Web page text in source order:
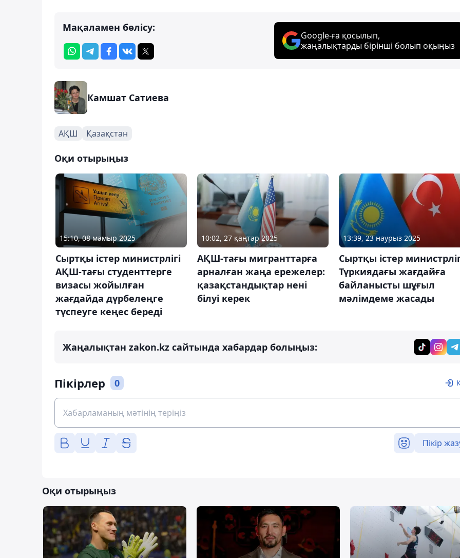
Мақаламен бөлісу:
Google-ға қосылып,
жаңалықтарды бірінші болып оқыңыз
Камшат Сатиева
АҚШ Қазақстан
Оқи отырыңыз
15:10, 08 мамыр 2025
Сыртқы істер министрлігі
АҚШ-тағы студенттерге
визасы жойылған
жағдайда дүрбелеңге
түспеуге кеңес береді
10:02, 27 қаңтар 2025
АҚШ-тағы мигранттарға
арналған жаңа ережелер:
қазақстандықтар нені
білуі керек
13:39, 23 наурыз 2025
Сыртқы істер
Түркиядағы жағдайға
байланысты шұғыл
мәлімдеме жасады
Жаңалықтан zakon.kz сайтында хабардар болыңыз:
Пікірлер 0
Пікір
Оқи отырыңыз